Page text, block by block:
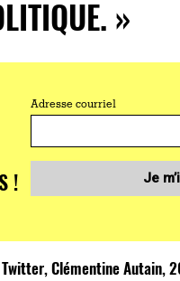
»
!
Adresse courriel
Je
Clémentine Autain,